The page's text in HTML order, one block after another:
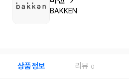
BAKKEN
상품정보 리뷰 0